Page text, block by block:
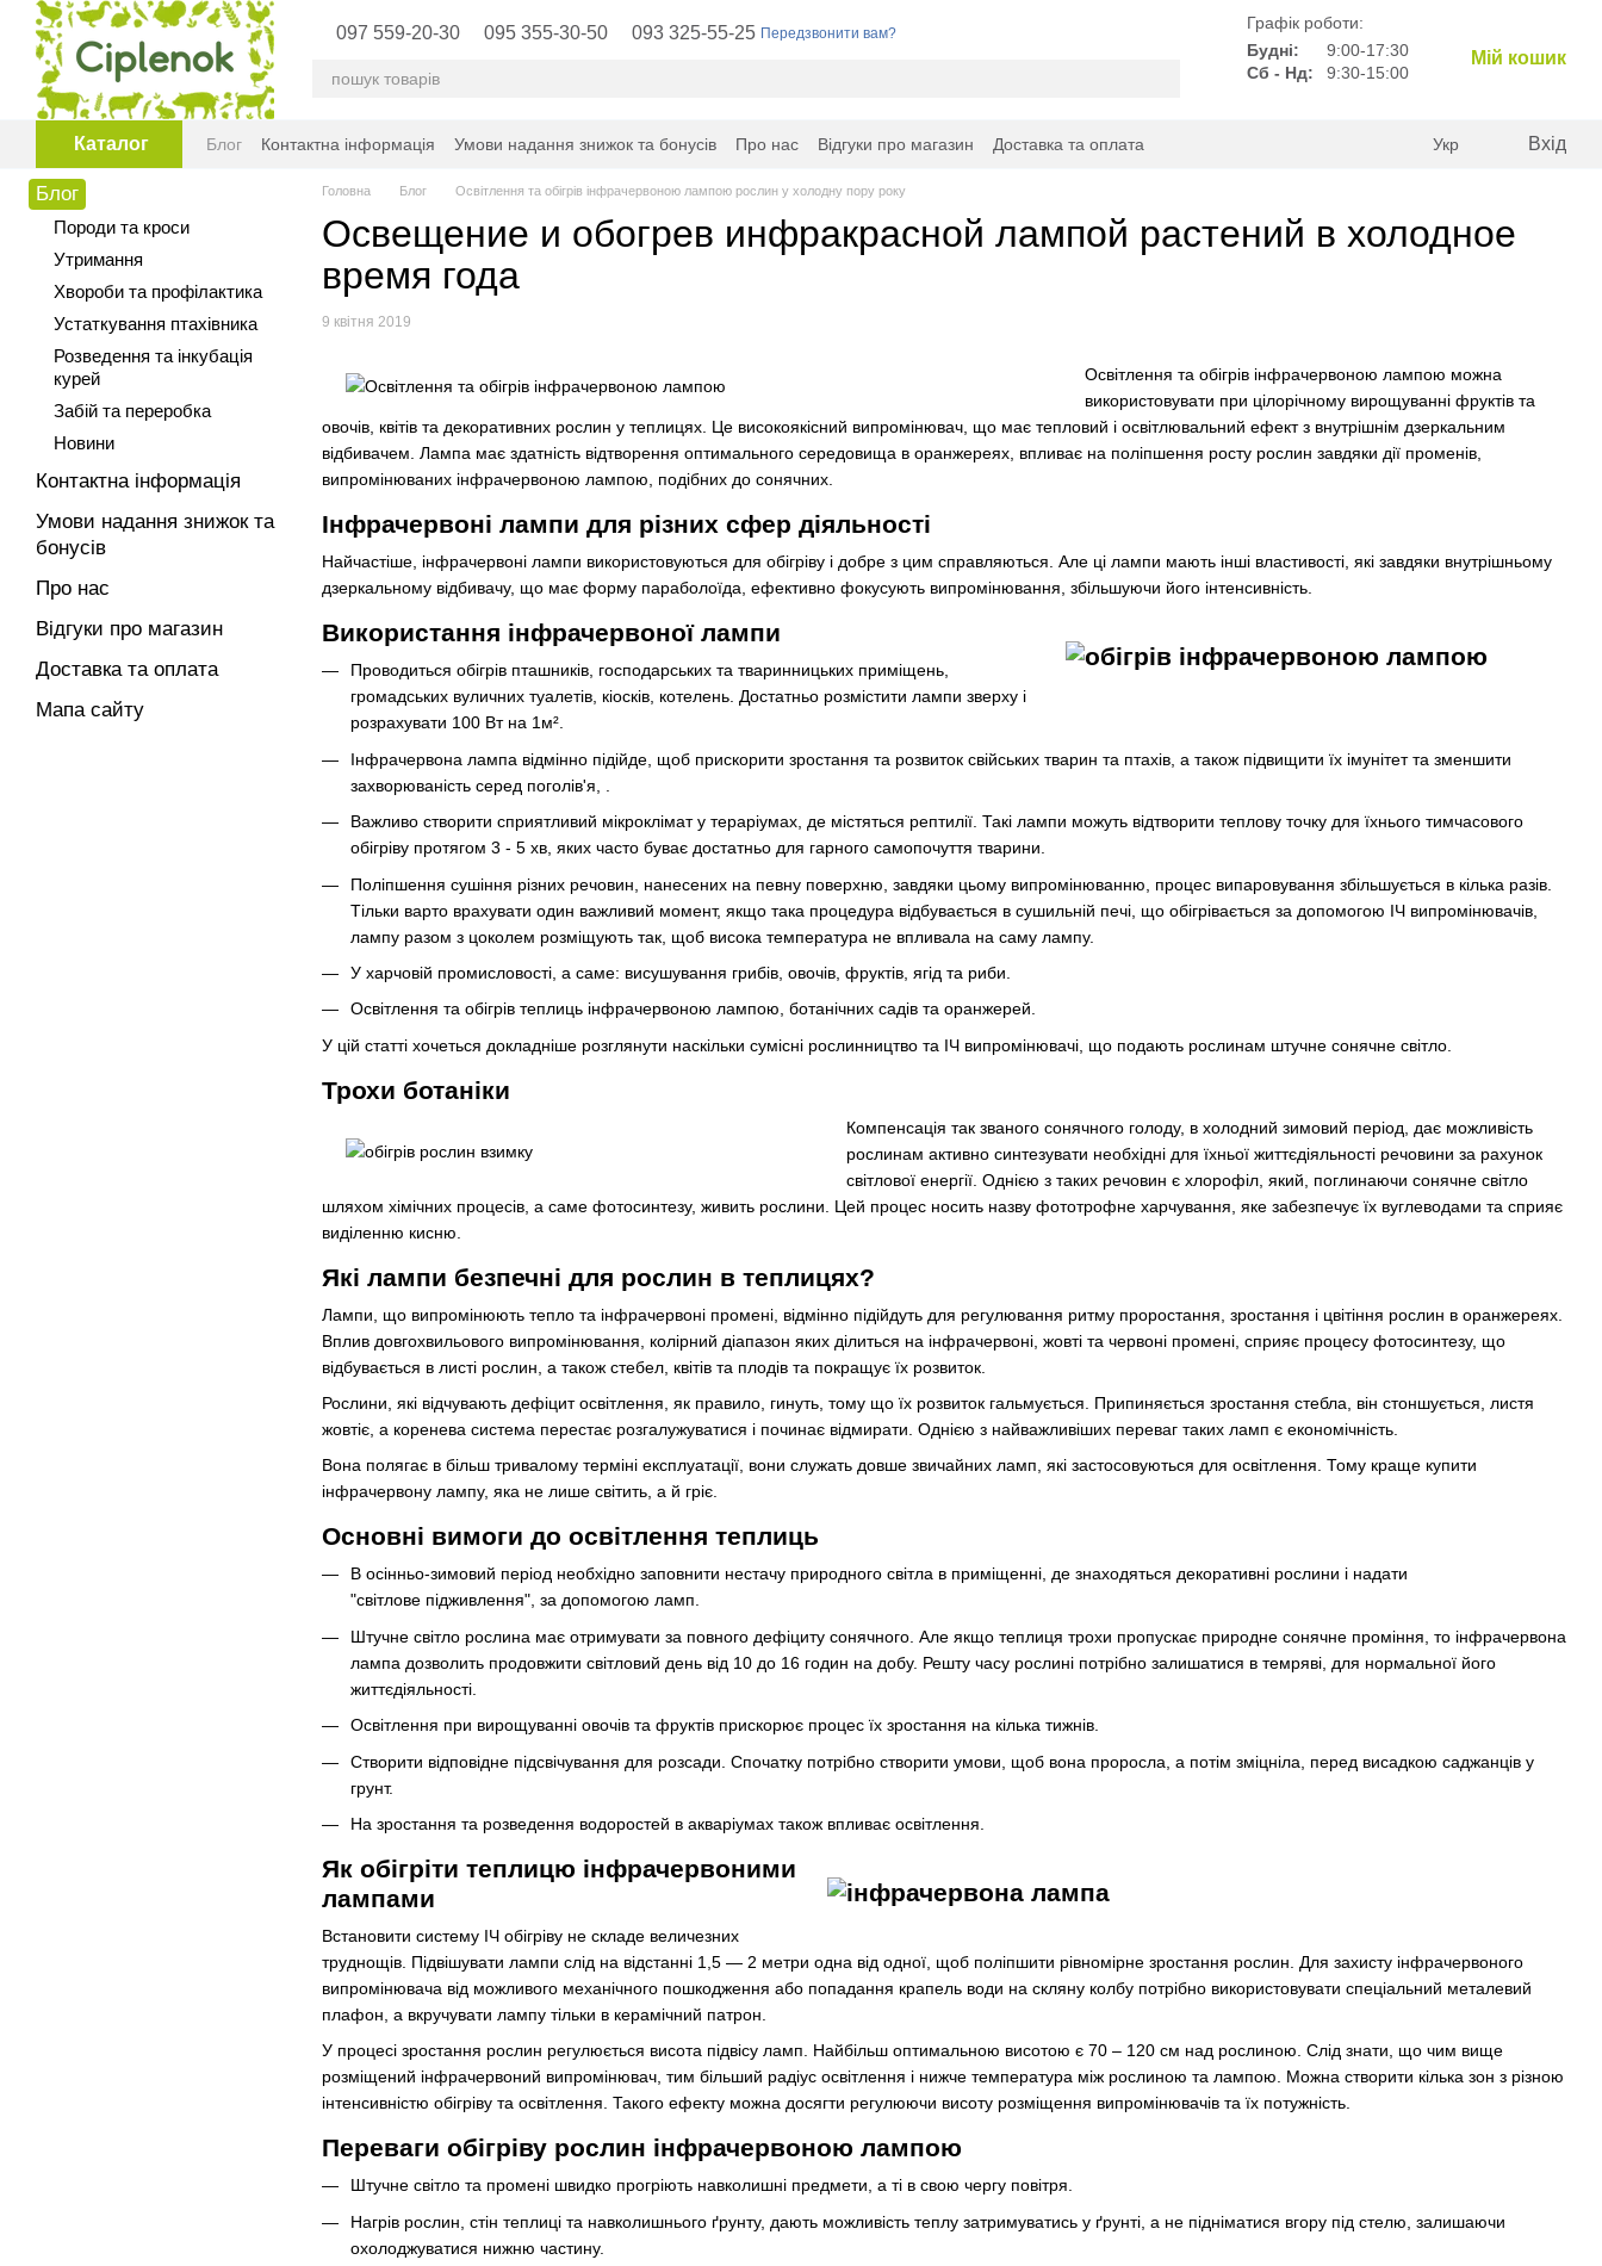
Перейти до основного контенту
097 559-20-30 095 355-30-50 093 325-55-25 Передзвонити вам?
Графік роботи:
Будні:
9:00-17:30
Сб - Нд:
9:30-15:00
Мій кошик
Каталог Блог Контактна інформація Умови надання знижок та бонусів Про нас Відгуки про магазин Доставка та оплата Укр Вхід
Головна Блог Освітлення та обігрів інфрачервоною лампою рослин у холодну пору року
Освещение и обогрев инфракрасной лампой растений в холодное
время года
9 квітня 2019
Освітлення та обігрів інфрачервоною лампою можна
використовувати при цілорічному вирощуванні фруктів та
овочів, квітів та декоративних рослин у теплицях. Це високоякісний випромінювач, що має тепловий і освітлювальний ефект з внутрішнім дзеркальним
відбивачем. Лампа має здатність відтворення оптимального середовища в оранжереях, впливає на поліпшення росту рослин завдяки дії променів,
випромінюваних інфрачервоною лампою, подібних до сонячних.
Інфрачервоні лампи для різних сфер діяльності
Найчастіше, інфрачервоні лампи використовуються для обігріву і добре з цим справляються. Але ці лампи мають інші властивості, які завдяки внутрішньому
дзеркальному відбивачу, що має форму параболоїда, ефективно фокусують випромінювання, збільшуючи його інтенсивність.
Використання інфрачервоної лампи
Проводиться обігрів пташників, господарських та тваринницьких приміщень,
громадських вуличних туалетів, кіосків, котелень. Достатньо розмістити лампи зверху і
розрахувати 100 Вт на 1м².
Інфрачервона лампа відмінно підійде, щоб прискорити зростання та розвиток свійських тварин та птахів, а також підвищити їх імунітет та зменшити
захворюваність серед поголів'я, .
Важливо створити сприятливий мікроклімат у тераріумах, де містяться рептилії. Такі лампи можуть відтворити теплову точку для їхнього тимчасового
обігріву протягом 3 - 5 хв, яких часто буває достатньо для гарного самопочуття тварини.
Поліпшення сушіння різних речовин, нанесених на певну поверхню, завдяки цьому випромінюванню, процес випаровування збільшується в кілька разів.
Тільки варто врахувати один важливий момент, якщо така процедура відбувається в сушильній печі, що обігрівається за допомогою ІЧ випромінювачів,
лампу разом з цоколем розміщують так, щоб висока температура не впливала на саму лампу.
У харчовій промисловості, а саме: висушування грибів, овочів, фруктів, ягід та риби.
Освітлення та обігрів теплиць інфрачервоною лампою, ботанічних садів та оранжерей.
У цій статті хочеться докладніше розглянути наскільки сумісні рослинництво та ІЧ випромінювачі, що подають рослинам штучне сонячне світло.
Трохи ботаніки
Компенсація так званого сонячного голоду, в холодний зимовий період, дає можливість
рослинам активно синтезувати необхідні для їхньої життєдіяльності речовини за рахунок
світлової енергії. Однією з таких речовин є хлорофіл, який, поглинаючи сонячне світло
шляхом хімічних процесів, а саме фотосинтезу, живить рослини. Цей процес носить назву фототрофне харчування, яке забезпечує їх вуглеводами та сприяє
виділенню кисню.
Які лампи безпечні для рослин в теплицях?
Лампи, що випромінюють тепло та інфрачервоні промені, відмінно підійдуть для регулювання ритму проростання, зростання і цвітіння рослин в оранжереях.
Вплив довгохвильового випромінювання, колірний діапазон яких ділиться на інфрачервоні, жовті та червоні промені, сприяє процесу фотосинтезу, що
відбувається в листі рослин, а також стебел, квітів та плодів та покращує їх розвиток.
Рослини, які відчувають дефіцит освітлення, як правило, гинуть, тому що їх розвиток гальмується. Припиняється зростання стебла, він стоншується, листя
жовтіє, а коренева система перестає розгалужуватися і починає відмирати. Однією з найважливіших переваг таких ламп є економічність.
Вона полягає в більш тривалому терміні експлуатації, вони служать довше звичайних ламп, які застосовуються для освітлення. Тому краще купити
інфрачервону лампу, яка не лише світить, а й гріє.
Основні вимоги до освітлення теплиць
В осінньо-зимовий період необхідно заповнити нестачу природного світла в приміщенні, де знаходяться декоративні рослини і надати
"світлове підживлення", за допомогою ламп.
Штучне світло рослина має отримувати за повного дефіциту сонячного. Але якщо теплиця трохи пропускає природне сонячне проміння, то інфрачервона
лампа дозволить продовжити світловий день від 10 до 16 годин на добу. Решту часу рослині потрібно залишатися в темряві, для нормальної його
життєдіяльності.
Освітлення при вирощуванні овочів та фруктів прискорює процес їх зростання на кілька тижнів.
Створити відповідне підсвічування для розсади. Спочатку потрібно створити умови, щоб вона проросла, а потім зміцніла, перед висадкою саджанців у
грунт.
На зростання та розведення водоростей в акваріумах також впливає освітлення.
Як обігріти теплицю інфрачервоними
лампами
Встановити систему ІЧ обігріву не складе величезних
труднощів. Підвішувати лампи слід на відстанні 1,5 — 2 метри одна від одної, щоб поліпшити рівномірне зростання рослин. Для захисту інфрачервоного
випромінювача від можливого механічного пошкодження або попадання крапель води на скляну колбу потрібно використовувати спеціальний металевий
плафон, а вкручувати лампу тільки в керамічний патрон.
У процесі зростання рослин регулюється висота підвісу ламп. Найбільш оптимальною висотою є 70 – 120 см над рослиною. Слід знати, що чим вище
розміщений інфрачервоний випромінювач, тим більший радіус освітлення і нижче температура між рослиною та лампою. Можна створити кілька зон з різною
інтенсивністю обігріву та освітлення. Такого ефекту можна досягти регулюючи висоту розміщення випромінювачів та їх потужність.
Переваги обігріву рослин інфрачервоною лампою
Штучне світло та промені швидко прогріють навколишні предмети, а ті в свою чергу повітря.
Нагрів рослин, стін теплиці та навколишнього ґрунту, дають можливість теплу затримуватись у ґрунті, а не підніматися вгору під стелю, залишаючи
охолоджуватися нижню частину.
Блог
Породи та кроси
Утримання
Хвороби та профілактика
Устаткування птахівника
Розведення та інкубація
курей
Забій та переробка
Новини
Контактна інформація
Умови надання знижок та
бонусів
Про нас
Відгуки про магазин
Доставка та оплата
Мапа сайту